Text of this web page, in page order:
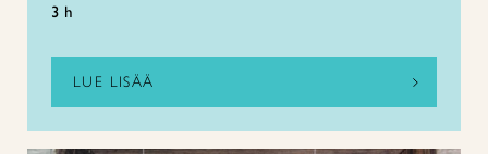
3 h
LUE LISÄÄ